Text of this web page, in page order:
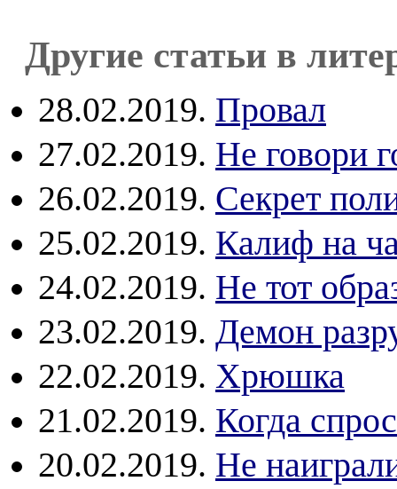
Другие статьи в
28.02.2019. Провал
27.02.2019. Не говори
26.02.2019. Секрет
25.02.2019. Калиф на
24.02.2019. Не тот
23.02.2019. Демон
22.02.2019. Хрюшка
21.02.2019. Когда
20.02.2019. Не